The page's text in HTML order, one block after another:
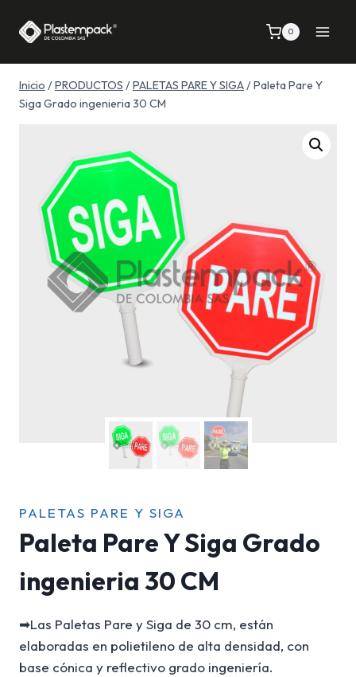
0
Inicio /PRODUCTOS /PALETAS PARE Y SIGA/Paleta Pare Y
Siga Grado ingenieria 30 CM
PALETAS PARE Y SIGA
Paleta Pare Y Siga Grado
ingenieria 30 CM
➡Las Paletas Pare y Siga de 30 cm, están
elaboradas en polietileno de alta densidad, con
base cónica y reflectivo grado ingeniería.